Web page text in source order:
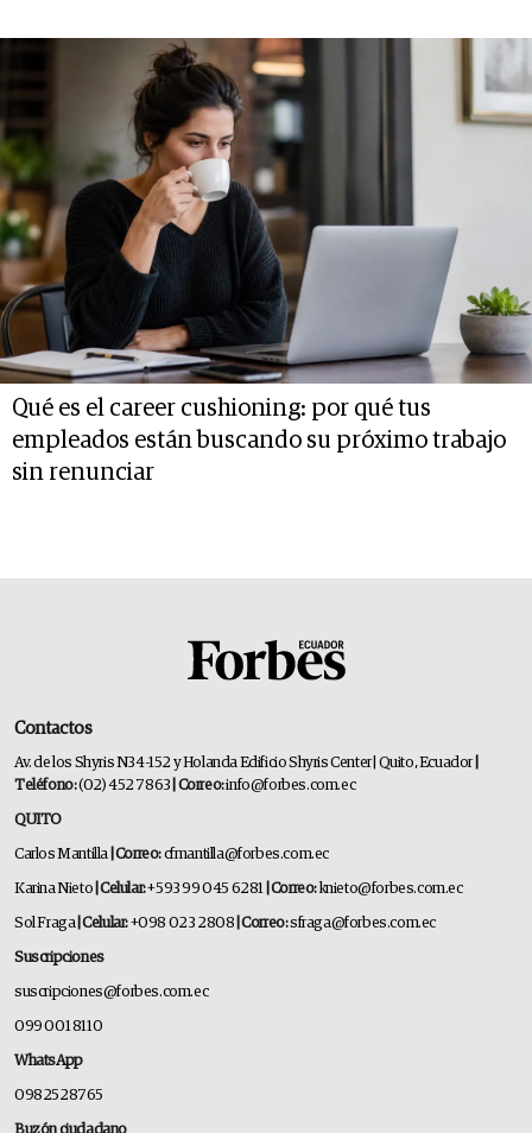
Qué es el career cushioning: por qué tus
empleados están buscando su próximo trabajo
sin renunciar
Contactos
Av. de los Shyris N34-152 y Holanda Edificio Shyris Center | Quito, Ecuador
Teléfono:(02) 452 7863 | Correo:info@forbes.com.ec
QUITO
Carlos Mantilla | Correo:cfmantilla@forbes.com.ec
Karina Nieto | Celular:+593 99 045 6281 | Correo:knieto@forbes.com.ec
Sol Fraga| Celular:+098 023 2808 | Correo:sfraga@forbes.com.ec
Suscripciones
suscripciones@forbes.com.ec
099 001 8110
WhatsApp
0982528765
Buzón ciudadano